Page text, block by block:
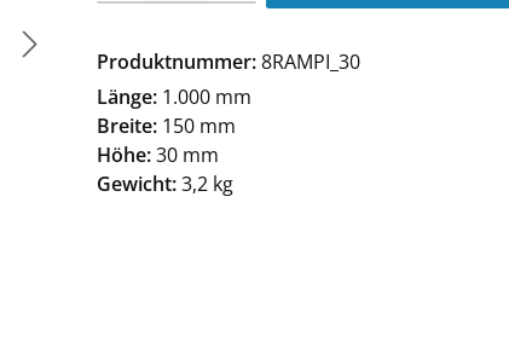
Produktnummer:8RAMPI_30
Länge: 1.000 mm
Breite: 150 mm
Höhe:30 mm
Gewicht:3,2 kg